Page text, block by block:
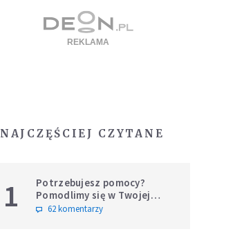
NAJCZĘŚCIEJ CZYTANE
1
Potrzebujesz pomocy?
Pomodlimy się w Twojej
intencji
62 komentarzy